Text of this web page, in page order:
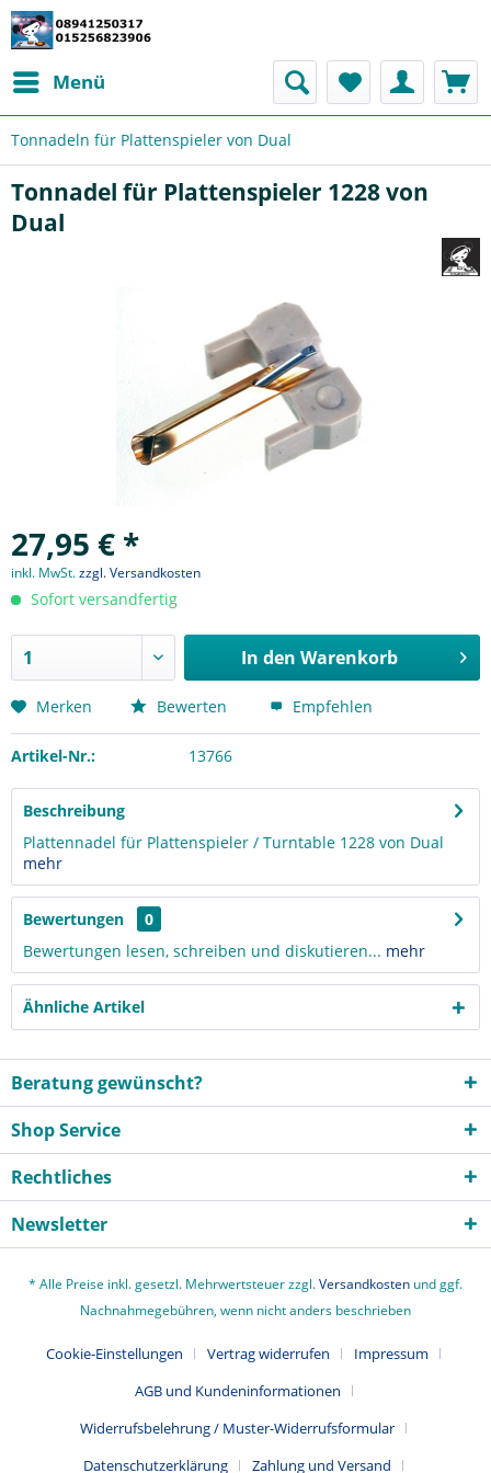
Menü
Tonnadeln für Plattenspieler von Dual
Tonnadel für Plattenspieler 1228 von
Dual
27,95 € *
inkl. MwSt.zzgl. Versandkosten
Sofort versandfertig
In den Warenkorb
Merken Bewerten Empfehlen
Artikel-Nr.: 13766
Beschreibung
Plattennadel für Plattenspieler / Turntable 1228 von Dual
mehr
Bewertungen
0
Bewertungen lesen, schreiben und diskutieren... mehr
Ähnliche Artikel
Beratung gewünscht?
Shop Service
Rechtliches
Newsletter
* Alle Preise inkl. gesetzl. Mehrwertsteuer zzgl.Versandkosten und ggf.
Nachnahmegebühren, wenn nicht anders beschrieben
Cookie-Einstellungen Vertrag widerrufen
Impressum
AGB und Kundeninformationen
Widerrufsbelehrung / Muster-Widerrufsformular
Datenschutzerklärung
Zahlung und Versand